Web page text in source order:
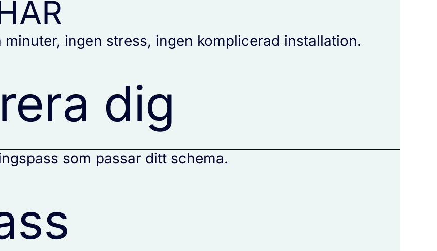
ingen stress, ingen komplicerad installation.
dig
som passar ditt schema.